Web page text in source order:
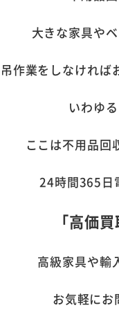
大きな家具や
作業をしなければ
いわゆ
ここは不用品回
24時間365日
「高価買
高級家具や輸
お気軽に